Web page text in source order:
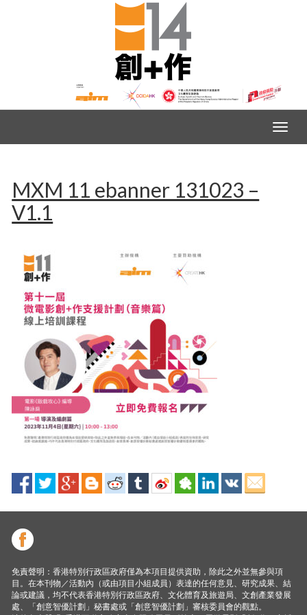
MXM 11 ebanner 131023 –
V1.1
免責聲明：香港特別行政區政府僅為本項目提供資助，除此之外並無參與項
目。在本刊物／活動內（或由項目小組成員）表達的任何意見、研究成果、結
論或建議，均不代表香港特別行政區政府、文化體育及旅遊局、文創產業發展
處、「創意智優計劃」秘書處或「創意智優計劃」審核委員會的觀點。